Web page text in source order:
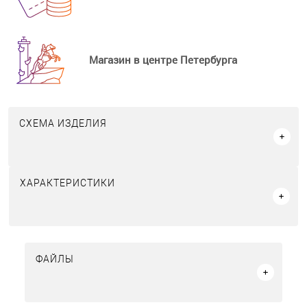
Магазин в центре Петербурга
СХЕМА ИЗДЕЛИЯ
ХАРАКТЕРИСТИКИ
ФАЙЛЫ